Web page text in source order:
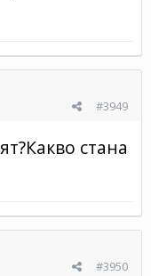
#3949
стана
#3950